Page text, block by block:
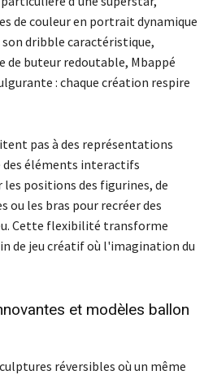
de couleur en portrait dynamique
dribble caractéristique,
de buteur redoutable, Mbappé
: chaque création respire
pas à des représentations
des éléments interactifs
positions des figurines, de
ou les bras pour recréer des
Cette flexibilité transforme
de jeu créatif où l'imagination du
et modèles ballon
réversibles où un même